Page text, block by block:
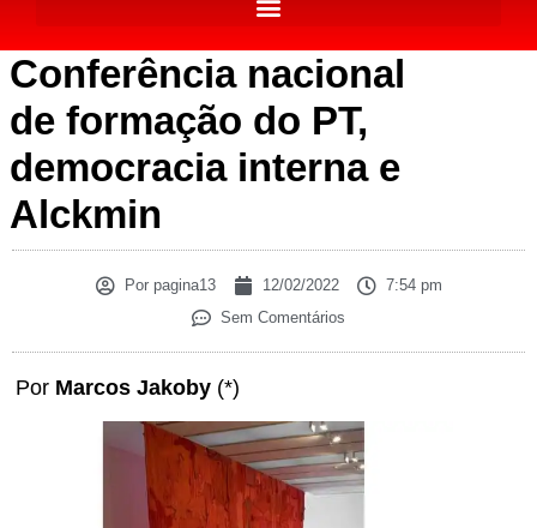
Conferência nacional
de formação do PT,
democracia interna e
Alckmin
Porpagina13 12/02/2022
7:54 pm
Sem Comentários
Por Marcos Jakoby (*)